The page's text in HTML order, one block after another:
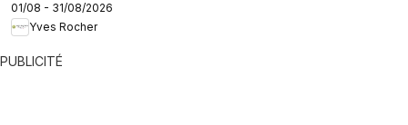
01/08 - 31/08/2026
Yves Rocher
PUBLICITÉ